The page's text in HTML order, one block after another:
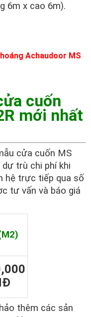
6m x cao 6m).
Achaudoor MS
cuốn
mới nhất
cửa cuốn MS
trù chi phí khi
hệ trực tiếp qua số
tư vấn và báo giá
thêm các sản